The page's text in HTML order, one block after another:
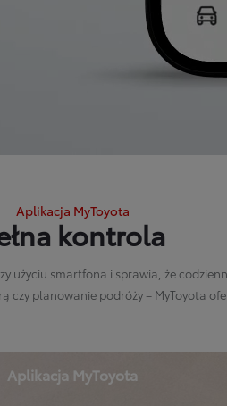
Aplikacja MyToyota
kontrola
smartfona i sprawia, że
planowanie podróży – MyToyota
Aplikacja MyToyota